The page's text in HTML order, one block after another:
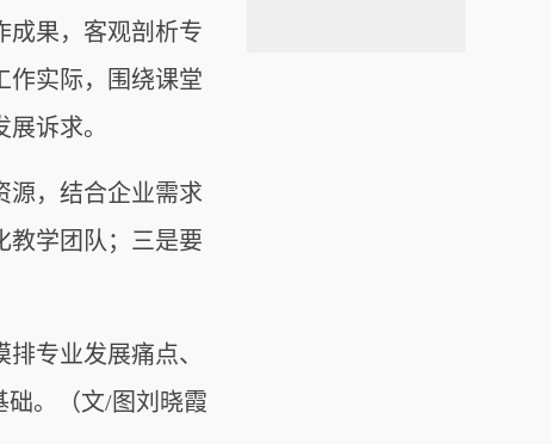
成果，客观剖析专
作实际，围绕课堂
诉求。
源，结合企业需求
教学团队；三是要
专业发展痛点、
础。（文/图刘晓霞